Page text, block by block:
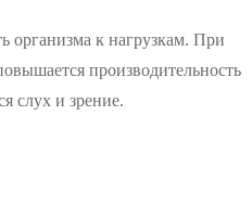
организма к нагрузкам. При
производительность
слух и зрение.